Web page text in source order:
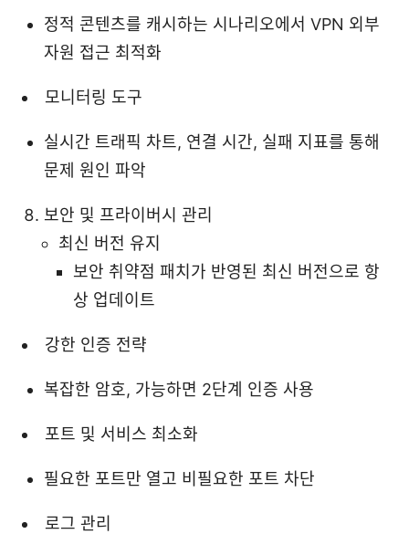
정적 콘텐츠를 캐시하는 시나리오에서 VPN 외부
자원 접근 최적화
모니터링 도구
실시간 트래픽 차트, 연결 시간, 실패 지표를 통해
문제 원인 파악
보안 및 프라이버시 관리
최신 버전 유지
보안 취약점 패치가 반영된 최신 버전으로 항
상 업데이트
강한 인증 전략
복잡한 암호, 가능하면 2단계 인증 사용
포트 및 서비스 최소화
필요한 포트만 열고 비필요한 포트 차단
로그 관리